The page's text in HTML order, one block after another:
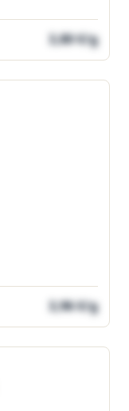
3,80 €/g
3,96 €/g